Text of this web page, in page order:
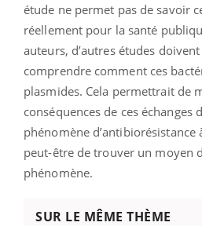
étude ne permet pas de savoir
réellement pour la santé
auteurs, d’autres études
comprendre comment ces
plasmides. Cela permettrait de
conséquences de ces échanges
phénomène d’antibiorésistance
peut-être de trouver un moyen
phénomène.
SUR LE MÊME THÈME